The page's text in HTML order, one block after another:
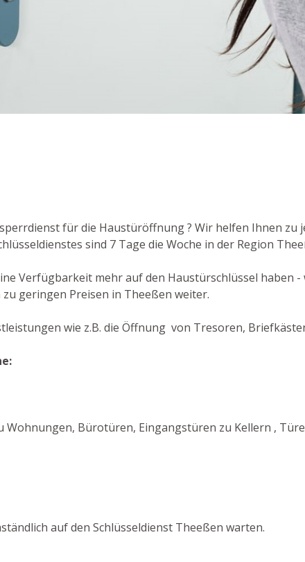
für die Haustüröffnung ? Wir helfen Ihnen zu
sind 7 Tage die Woche in der Region
Verfügbarkeit mehr auf den Haustürschlüssel haben -
geringen Preisen in Theeßen weiter.
wie z.B. die Öffnung von Tresoren,
Bürotüren, Eingangstüren zu Kellern ,
auf den Schlüsseldienst Theeßen warten.